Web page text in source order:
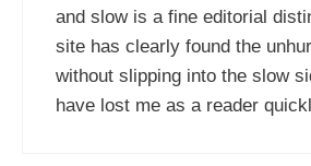
and slow is a fine editorial
site has clearly found the
without slipping into the slow
have lost me as a reader